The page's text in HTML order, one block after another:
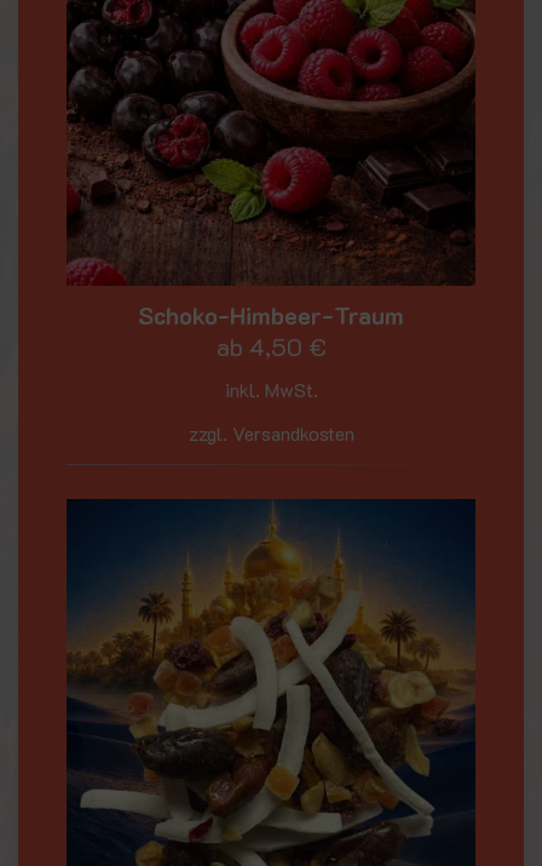
Schoko-Himbeer-Traum
ab 4,50 €
inkl. MwSt.
zzgl. Versandkosten